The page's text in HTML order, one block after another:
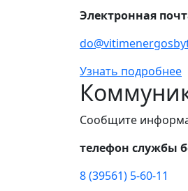
Электронная
Узнать подробнее
Сообщите
телефон службы
8 (39561) 5-60-11